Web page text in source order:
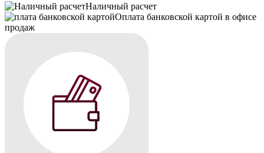
Наличный расчет
Оплата банковской картой в офисе
продаж